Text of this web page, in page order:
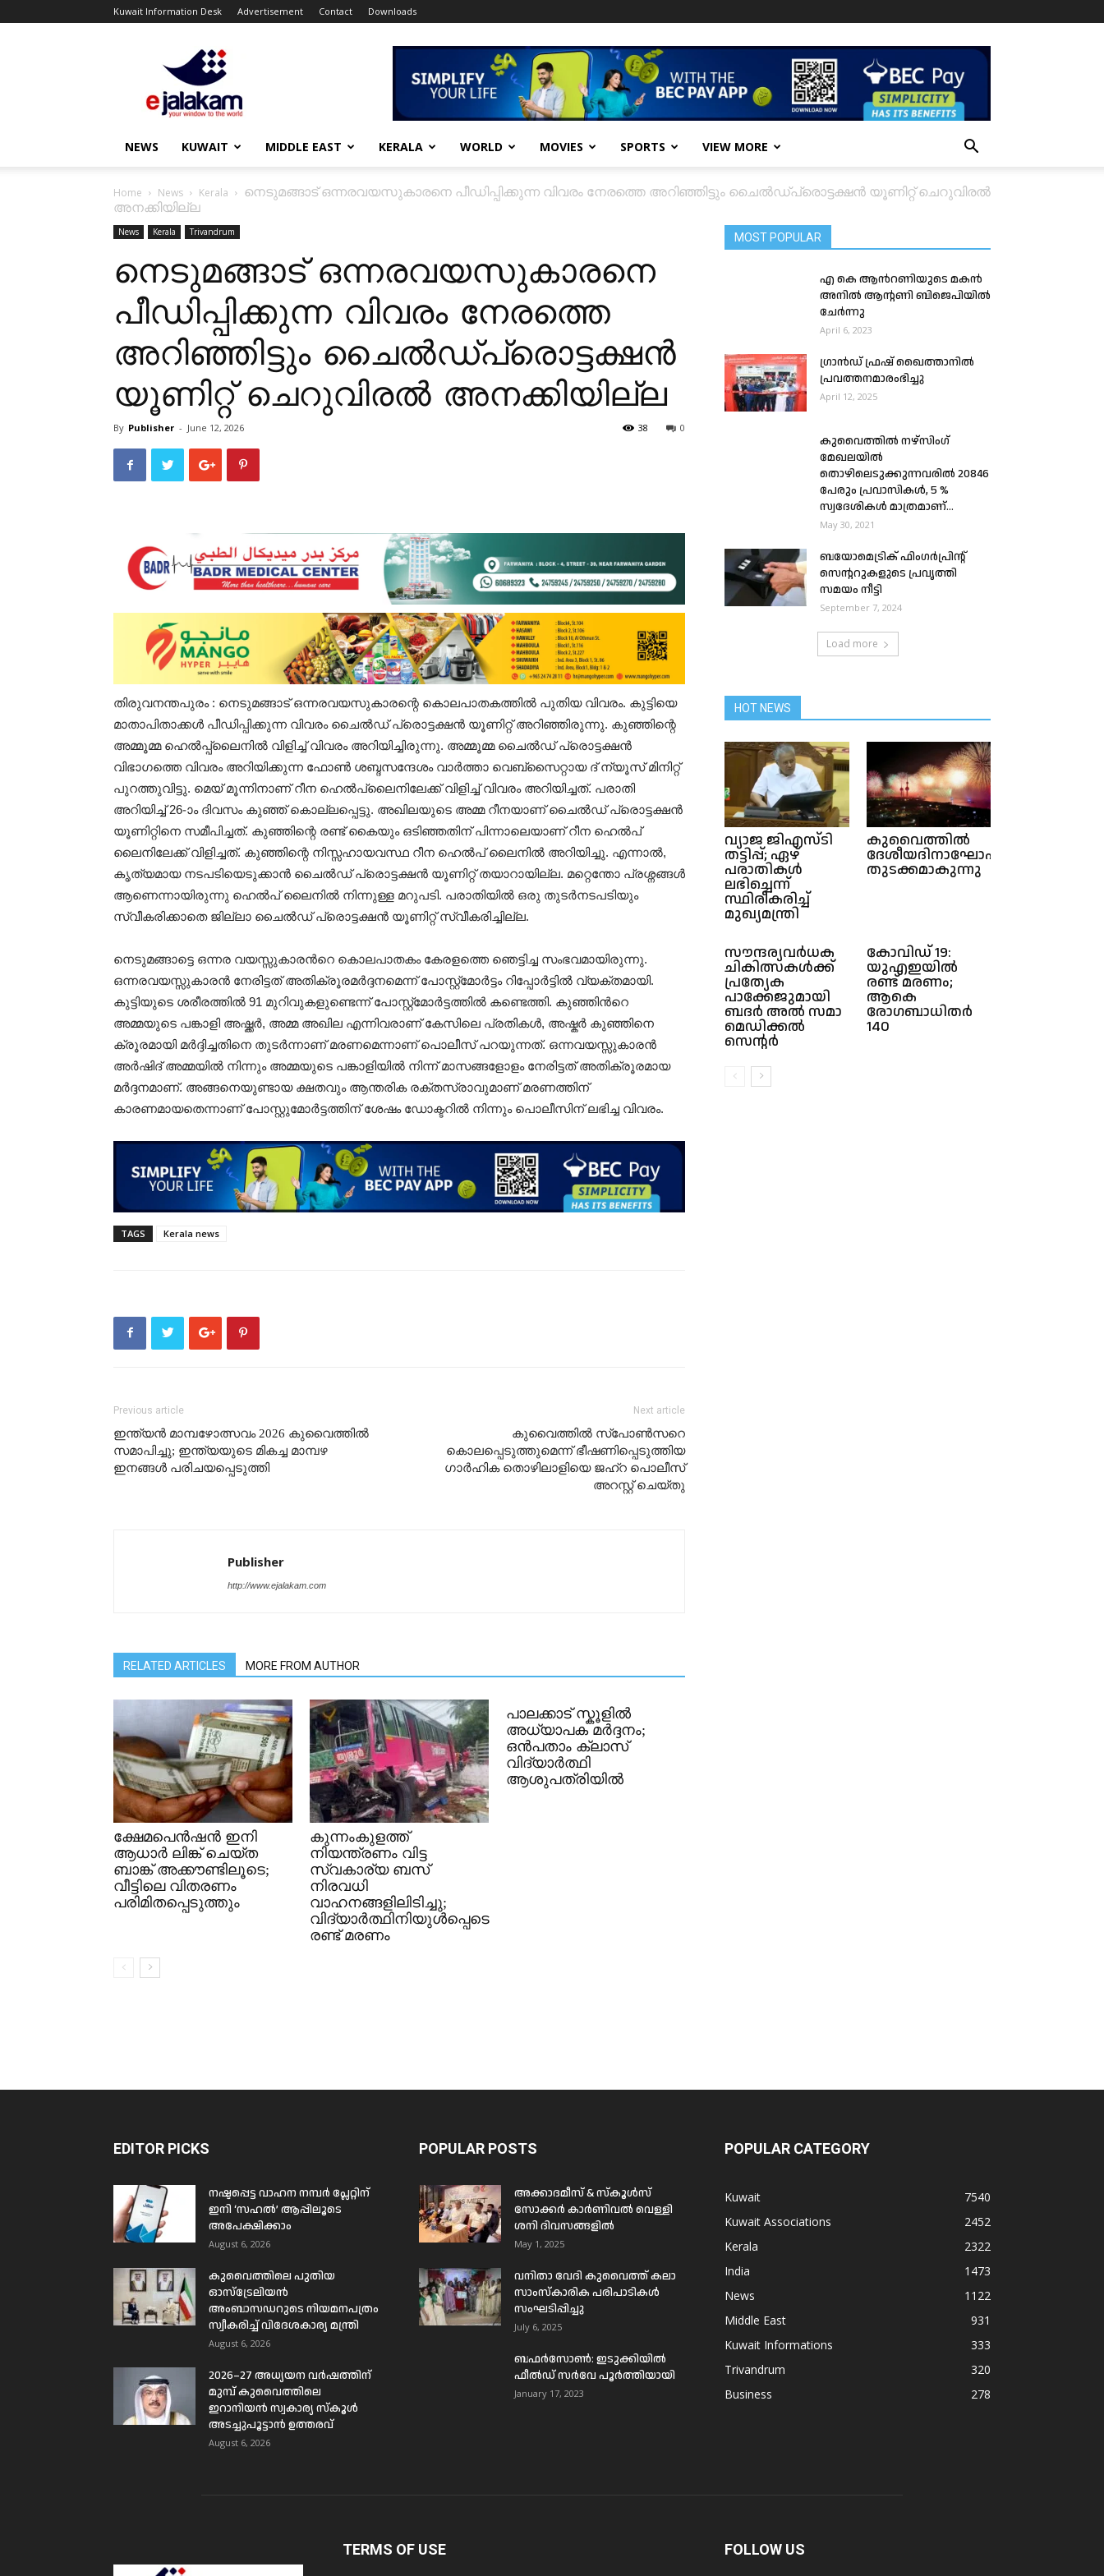
Kuwait Information Desk Advertisement Contact Downloads
ejalakam
NEWS KUWAIT MIDDLE EAST KERALA WORLD MOVIES SPORTS VIEW MORE
Home News Kerala
നെടുമങ്ങാട് ഒന്നരവയസുകാരനെ പീഡിപ്പിക്കുന്ന വിവരം നേരത്തെ അറിഞ്ഞിട്ടും ചൈൽഡ്പ്രൊട്ടക്ഷൻ യൂണിറ്റ് ചെറുവിരൽ
അനക്കിയില്ല
News Kerala Trivandrum
നെടുമങ്ങാട് ഒന്നരവയസുകാരനെ
പീഡിപ്പിക്കുന്ന വിവരം നേരത്തെ
അറിഞ്ഞിട്ടും ചൈൽഡ്പ്രൊട്ടക്ഷൻ
യൂണിറ്റ് ചെറുവിരൽ അനക്കിയില്ല
By Publisher - June 12, 2026 0
38
തിരുവനന്തപുരം : നെടുമങ്ങാട് ഒന്നരവയസുകാരന്റെ കൊലപാതകത്തിൽ പുതിയ വിവരം. കുട്ടിയെ
മാതാപിതാക്കൾ പീഡിപ്പിക്കുന്ന വിവരം ചൈൽഡ് പ്രൊട്ടക്ഷൻ യൂണിറ്റ് അറിഞ്ഞിരുന്നു. കുഞ്ഞിന്റെ
അമ്മൂമ്മ ഹെൽപ്പ്ലൈനിൽ വിളിച്ച് വിവരം അറിയിച്ചിരുന്നു. അമ്മൂമ്മ ചൈൽഡ് പ്രൊട്ടക്ഷൻ
വിഭാഗത്തെ വിവരം അറിയിക്കുന്ന ഫോൺ ശബ്ദസന്ദേശം വാർത്താ വെബ്സൈറ്റായ ദ് ന്യൂസ് മിനിറ്റ്
പുറത്തുവിട്ടു. മെയ് മൂന്നിനാണ് റീന ഹെൽപ്ലൈനിലേക്ക് വിളിച്ച് വിവരം അറിയിച്ചത്. പരാതി
അറിയിച്ച് 26-ാം ദിവസം കുഞ്ഞ് കൊല്ലപ്പെട്ടു. അഖിലയുടെ അമ്മ റീനയാണ് ചൈൽഡ് പ്രൊട്ടക്ഷൻ
യൂണിറ്റിനെ സമീപിച്ചത്. കുഞ്ഞിന്റെ രണ്ട് കൈയും ഒടിഞ്ഞതിന് പിന്നാലെയാണ് റീന ഹെൽപ്
ലൈനിലേക്ക് വിളിച്ചത്. കുഞ്ഞിന്റെ നിസ്സഹായവസ്ഥ റീന ഹെൽപ് ലൈനിൽ അറിയിച്ചു. എന്നാൽ,
കൃത്യമായ നടപടിയെടുക്കാൻ ചൈൽഡ് പ്രൊട്ടക്ഷൻ യൂണിറ്റ് തയാറായില്ല. മറ്റെന്തോ പ്രശ്നങ്ങൾ
ആണെന്നായിരുന്നു ഹെൽപ് ലൈനിൽ നിന്നുള്ള മറുപടി. പരാതിയിൽ ഒരു തുടർനടപടിയും
സ്വീകരിക്കാതെ ജില്ലാ ചൈൽഡ് പ്രൊട്ടക്ഷൻ യൂണിറ്റ് സ്വീകരിച്ചില്ല.
നെടുമങ്ങാട്ടെ ഒന്നര വയസ്സുകാരന്‍റെ കൊലപാതകം കേരളത്തെ ഞ‌െട്ടിച്ച സംഭവമായിരുന്നു.
ഒന്നരവയസ്സുകാരൻ നേരിട്ടത് അതിക്രൂരമർദ്ദനമെന്ന് പോസ്റ്റ്മോർട്ടം റിപ്പോർട്ടില്‍ വ്യക്തമായി.
കുട്ടിയുടെ ശരീരത്തിൽ 91 മുറിവുകളുണ്ടെന്ന് പോസ്റ്റ്മോർട്ടത്തില്‍ കണ്ടെത്തി. കുഞ്ഞിന്‍റെ
അമ്മയുടെ പങ്കാളി അഷ്ക്കര്‍, അമ്മ അഖില എന്നിവരാണ് കേസിലെ പ്രതികള്‍, അഷ്കര്‍ കുഞ്ഞിനെ
ക്രൂരമായി മര്‍ദ്ദിച്ചതിനെ തുടര്‍ന്നാണ് മരണമെന്നാണ് പൊലീസ് പറയുന്നത്. ഒന്നവയസ്സുകാരൻ
അർഷിദ് അമ്മയിൽ നിന്നും അമ്മയുടെ പങ്കാളിയിൽ നിന്ന് മാസങ്ങളോളം നേരിട്ടത് അതിക്രൂരമായ
മർദ്ദനമാണ്. അങ്ങനെയുണ്ടായ ക്ഷതവും ആന്തരിക രക്തസ്രാവുമാണ് മരണത്തിന്
കാരണമായതെന്നാണ് പോസ്റ്റുമോർട്ടത്തിന് ശേഷം ഡോക്ടറിൽ നിന്നും പൊലീസിന് ലഭിച്ച വിവരം.
TAGS Kerala news
Previous article
ഇന്ത്യൻ മാമ്പഴോത്സവം 2026 കുവൈത്തിൽ
സമാപിച്ചു; ഇന്ത്യയുടെ മികച്ച മാമ്പഴ
ഇനങ്ങൾ പരിചയപ്പെടുത്തി
Next article
കുവൈത്തിൽ സ്പോൺസറെ
കൊലപ്പെടുത്തുമെന്ന് ഭീഷണിപ്പെടുത്തിയ
ഗാർഹിക തൊഴിലാളിയെ ജഹ്‌റ പൊലീസ്
അറസ്റ്റ് ചെയ്തു
Publisher
http://www.ejalakam.com
RELATED ARTICLES MORE FROM AUTHOR
ക്ഷേമപെൻഷൻ ഇനി
ആധാർ ലിങ്ക് ചെയ്ത
ബാങ്ക് അക്കൗണ്ടിലൂടെ;
വീട്ടിലെ വിതരണം
പരിമിതപ്പെടുത്തും
കുന്നംകുളത്ത്
നിയന്ത്രണം വിട്ട
സ്വകാര്യ ബസ്
നിരവധി
വാഹനങ്ങളിലിടിച്ചു;
വിദ്യാർത്ഥിനിയുൾപ്പെടെ
രണ്ട് മരണം
പാലക്കാട് സ്കൂളിൽ
അധ്യാപക മർദ്ദനം;
ഒൻപതാം ക്ലാസ്
വിദ്യാർത്ഥി
ആശുപത്രിയിൽ
MOST POPULAR
എ കെ ആൻറണിയുടെ മകൻ
അനിൽ ആന്റണി ബിജെപിയിൽ
ചേർന്നു
April 6, 2023
ഗ്രാൻഡ് ഫ്രഷ് ഖൈത്താനിൽ
പ്രവത്തനമാരംഭിച്ചു
April 12, 2025
കുവൈത്തിൽ നഴ്സിംഗ്
മേഖലയിൽ
തൊഴിലെടുക്കുന്നവരിൽ 20846
പേരും പ്രവാസികൾ, 5 %
സ്വദേശികൾ മാത്രമാണ്...
May 30, 2021
ബയോമെട്രിക് ഫിംഗർപ്രിൻ്റ്
സെന്ററുകളുടെ പ്രവൃത്തി
സമയം നീട്ടി
September 7, 2024
Load more
HOT NEWS
വ്യാജ ജിഎസ്ടി
തട്ടിപ്പ്; ഏഴ്
പരാതികൾ
ലഭിച്ചെന്ന്
സ്ഥിരീകരിച്ച്
മുഖ്യമന്ത്രി
കുവൈത്തിൽ
ദേശീയദിനാഘോഷങ്ങൾക്ക്
തുടക്കമാകുന്നു
സൗന്ദര്യവർധക
ചികിത്സകൾക്ക്
പ്രത്യേക
പാക്കേജുമായി
ബദർ അൽ സമാ
മെഡിക്കൽ
സെന്റർ
കോവിഡ് 19:
യുഎഇയിൽ
രണ്ട് മരണം;
ആകെ
രോഗബാധിതര്‍
140
EDITOR PICKS
നഷ്ടപ്പെട്ട വാഹന നമ്പർ പ്ലേറ്റിന്
ഇനി ‘സഹൽ’ ആപ്പിലൂടെ
അപേക്ഷിക്കാം
August 6, 2026
കുവൈത്തിലെ പുതിയ
ഓസ്ട്രേലിയൻ
അംബാസഡറുടെ നിയമനപത്രം
സ്വീകരിച്ച് വിദേശകാര്യ മന്ത്രി
August 6, 2026
2026–27 അധ്യയന വർഷത്തിന്
മുമ്പ് കുവൈത്തിലെ
ഇറാനിയൻ സ്വകാര്യ സ്കൂൾ
അടച്ചുപൂട്ടാൻ ഉത്തരവ്
August 6, 2026
POPULAR POSTS
അക്കാദമീസ് & സ്കൂൾസ്
സോക്കർ കാർണിവൽ വെള്ളി
ശനി ദിവസങ്ങളിൽ
May 1, 2025
വനിതാ വേദി കുവൈത്ത് കലാ
സാംസ്കാരിക പരിപാടികൾ
സംഘടിപ്പിച്ചു
July 6, 2025
ബഫര്‍സോണ്‍: ഇടുക്കിയില്‍
ഫീല്‍ഡ് സര്‍വേ പൂര്‍ത്തിയായി
January 17, 2023
POPULAR CATEGORY
Kuwait
7540
Kuwait Associations
2452
Kerala
2322
India
1473
News
1122
Middle East
931
Kuwait Informations
333
Trivandrum
320
Business
278
TERMS OF USE FOLLOW US